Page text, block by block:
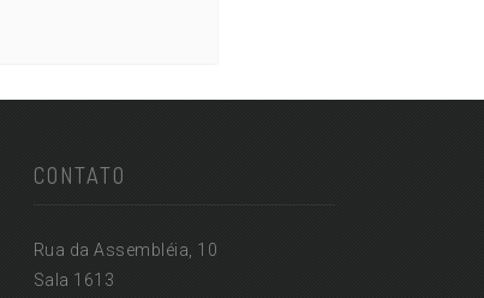
CONTATO
Rua da Assembléia, 10
Sala 1613